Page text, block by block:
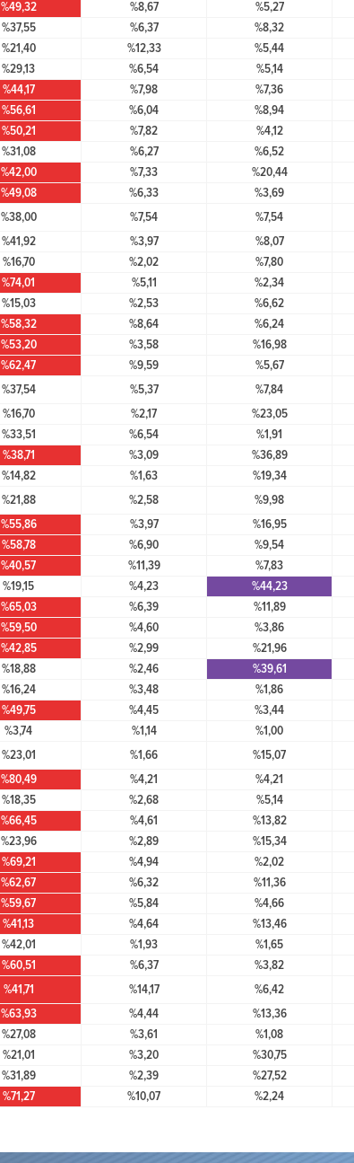
%49,32 %8,67 %5,27
%37,55 %6,37 %8,32
%21,40 %12,33 %5,44
%29,13 %6,54 %5,14
%44,17 %7,98 %7,36
%56,61 %6,04 %8,94
%50,21 %7,82 %4,12
%31,08 %6,27 %6,52
%42,00 %7,33 %20,44
%49,08 %6,33 %3,69
%38,00 %7,54 %7,54
%41,92 %3,97 %8,07
%16,70 %2,02 %7,80
%74,01 %5,11 %2,34
%15,03 %2,53 %6,62
%58,32 %8,64 %6,24
%53,20 %3,58 %16,98
%62,47 %9,59 %5,67
%37,54 %5,37 %7,84
%16,70 %2,17 %23,05
%33,51 %6,54 %1,91
%38,71 %3,09 %36,89
%14,82 %1,63 %19,34
%21,88 %2,58 %9,98
%55,86 %3,97 %16,95
%58,78 %6,90 %9,54
%40,57 %11,39 %7,83
%19,15 %4,23 %44,23
%65,03 %6,39 %11,89
%59,50 %4,60 %3,86
%42,85 %2,99 %21,96
%18,88 %2,46 %39,61
%16,24 %3,48 %1,86
%49,75 %4,45 %3,44
%3,74 %1,14 %1,00
%23,01 %1,66 %15,07
%80,49 %4,21 %4,21
%18,35 %2,68 %5,14
%66,45 %4,61 %13,82
%23,96 %2,89 %15,34
%69,21 %4,94 %2,02
%62,67 %6,32 %11,36
%59,67 %5,84 %4,66
%41,13 %4,64 %13,46
%42,01 %1,93 %1,65
%60,51 %6,37 %3,82
%41,71 %14,17 %6,42
%63,93 %4,44 %13,36
%27,08 %3,61 %1,08
%21,01 %3,20 %30,75
%31,89 %2,39 %27,52
%71,27 %10,07 %2,24